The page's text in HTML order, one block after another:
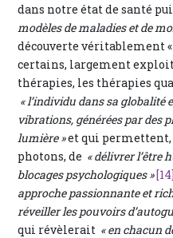
dans notre état de santé
modèles de maladies et de
découverte véritablement
certains, largement
thérapies, les thérapies
« l’individu dans sa globalité
vibrations, générées par des
lumière »et qui permettent,
photons, de « délivrer l’être
blocages psychologiques »[14]
approche passionnante et
réveiller les pouvoirs
qui révèlerait « en chacun